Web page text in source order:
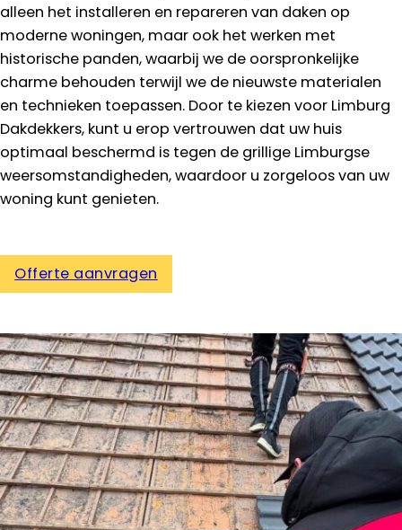
alleen het installeren en repareren van daken op
moderne woningen, maar ook het werken met
historische panden, waarbij we de oorspronkelijke
charme behouden terwijl we de nieuwste materialen
en technieken toepassen. Door te kiezen voor Limburg
Dakdekkers, kunt u erop vertrouwen dat uw huis
optimaal beschermd is tegen de grillige Limburgse
weersomstandigheden, waardoor u zorgeloos van uw
woning kunt genieten.
Offerte aanvragen